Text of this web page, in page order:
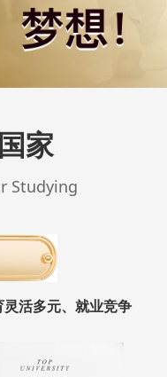
家
Studying
活多元、就业竞争